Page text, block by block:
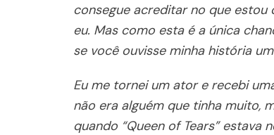
consegue acreditar no que
eu. Mas como esta é a única
se você ouvisse minha história
Eu me tornei um ator e recebi
não era alguém que tinha muito,
quando “Queen of Tears”